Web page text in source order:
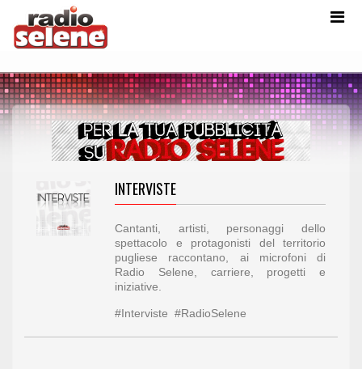
INTERVISTE
Cantanti, artisti, personaggi dello
spettacolo e protagonisti del territorio
pugliese raccontano, ai microfoni di
Radio Selene, carriere, progetti e
iniziative.
#Interviste #RadioSelene